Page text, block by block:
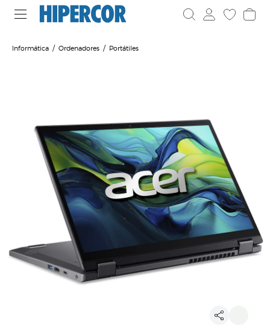
Informática Ordenadores Portátiles